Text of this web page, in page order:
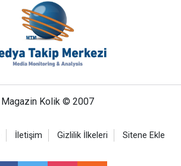
Magazin Kolik © 2007
İletişim Gizlilik İlkeleri Sitene Ekle